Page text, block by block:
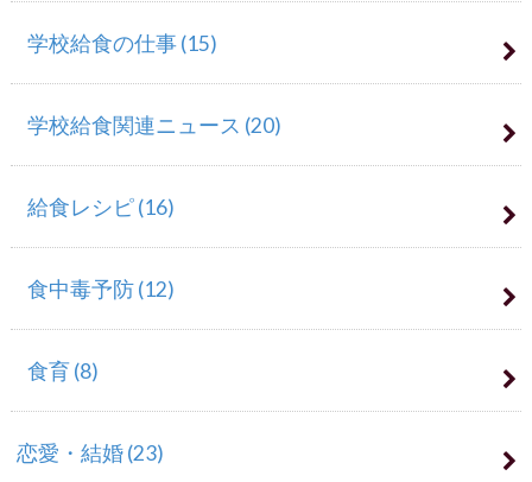
学校給食の仕事(15)
学校給食関連ニュース (20)
給食レシピ(16)
食中毒予防(12)
食育(8)
恋愛・結婚(23)